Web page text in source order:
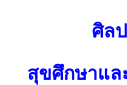
ศิล
สุขศึกษาแล